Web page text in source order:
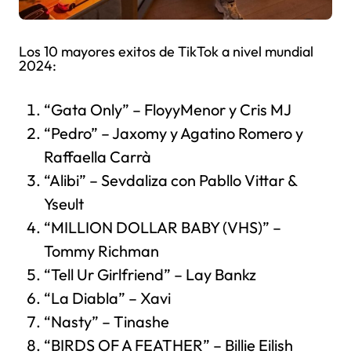
Los 10 mayores exitos de TikTok a nivel mundial
2024:
“Gata Only” – FloyyMenor y Cris MJ
“Pedro” – Jaxomy y Agatino Romero y
Raffaella Carrà
“Alibi” – Sevdaliza con Pabllo Vittar &
Yseult
“MILLION DOLLAR BABY (VHS)” –
Tommy Richman
“Tell Ur Girlfriend” – Lay Bankz
“La Diabla” – Xavi
“Nasty” – Tinashe
“BIRDS OF A FEATHER” – Billie Eilish